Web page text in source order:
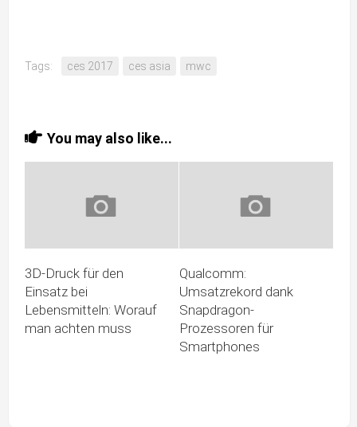
Tags: ces 2017 ces asia mwc
You may also like...
3D-Druck für den
Einsatz bei
Lebensmitteln: Worauf
man achten muss
Qualcomm:
Umsatzrekord dank
Snapdragon-
Prozessoren für
Smartphones